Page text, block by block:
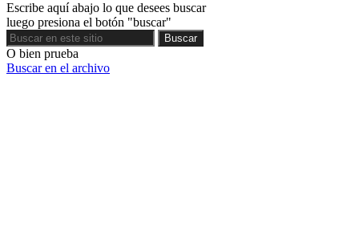
Escribe aquí abajo lo que desees buscar
luego presiona el botón "buscar"
Buscar
Buscar
O bien prueba
Buscar en el archivo